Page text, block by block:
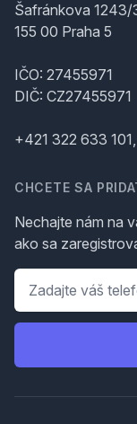
Šafránkova 1243/
155 00 Praha 5
IČO: 27455971
DIČ: CZ27455971
+421 322 633
CHCETE SA
Nechajte nám na
ako sa
Telefón